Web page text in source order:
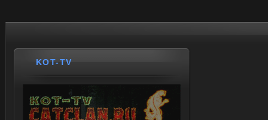
KOT-TV